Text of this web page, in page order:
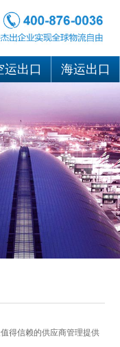
运出口 海运出口
得信赖的供应商管理提供